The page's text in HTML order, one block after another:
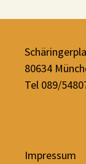
80634
Tel 089/
Impressum